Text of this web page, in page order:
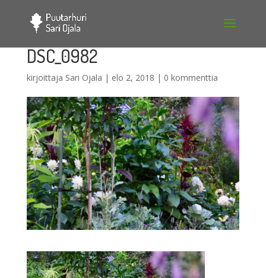
DSC_0982
kirjoittaja Sari Ojala | elo 2, 2018 | 0 kommenttia